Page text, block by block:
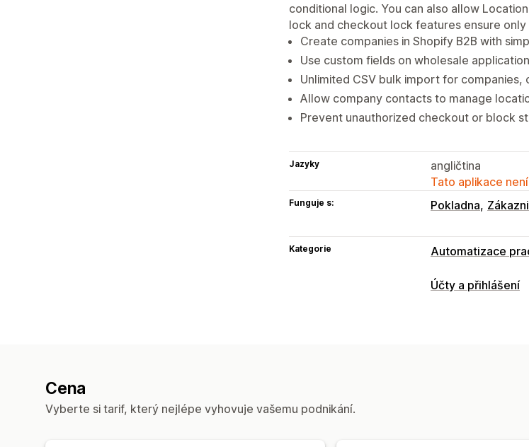
conditional logic. You can also allow
lock and checkout lock features ensure
Create companies in Shopify B2B with
Use custom fields on wholesale
Unlimited CSV bulk import for
Allow company contacts to manage
Prevent unauthorized checkout or block
Jazyky
angličtina
Tato aplikace
Funguje s: Pokladna
Kategorie Automatizace
Úlohy automatizace
Účty a přihlášení
Cena
Vyberte si tarif, který nejlépe vyhovuje vašemu podnikání.